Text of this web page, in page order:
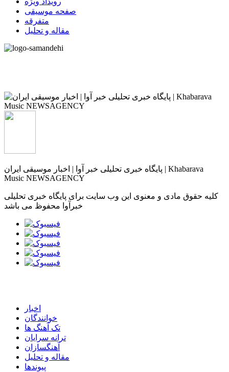
صفحه موسیقی
متفرقه
مقاله و تحلیل
پایگاه خبری تحلیلی خبر آوا | اخبار موسیقی ایران | Khabarava
Music NEWSAGENCY
کلیه حقوق مادی و معنوی این وب سایت برای پایگاه خبری تحلیلی
خبرآوا محفوظ می باشد
اخبار
خوانندگان
تک آهنگ ها
ترانه سرایان
آهنگسازان
مقاله و تحلیل
پیوندها